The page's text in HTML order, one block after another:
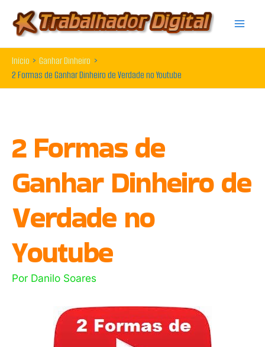
para
o
conteúdo
Início
Ganhar Dinheiro
2 Formas de Ganhar Dinheiro de Verdade no Youtube
2 Formas de
Ganhar Dinheiro de
Verdade no
Youtube
Por Danilo Soares